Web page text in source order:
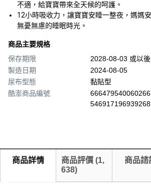
不適，給寶寶帶來全天候的呵護。
12小時吸收力，讓寶寶安睡一整夜，媽媽
無憂無慮的睡眠時光。
商品主要規格
保存期限
2028-08-03 或以後
製造日期
2024-08-05
尿布型態
黏貼型
酷澎商品編號
546917196939268
商品詳情 商品評價 (1,
638)
商品諮